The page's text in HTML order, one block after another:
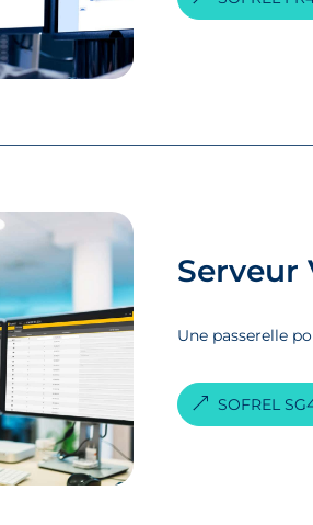
Serveur
Une passerelle
SOFREL